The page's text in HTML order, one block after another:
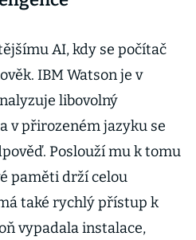
AI, kdy se počítač
IBM Watson je v
libovolný
v přirozeném jazyku se
Poslouží mu k tomu
paměti drží celou
také rychlý přístup k
vypadala instalace,